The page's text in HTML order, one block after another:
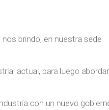
brindo, en nuestra sede
actual, para luego
con un nuevo